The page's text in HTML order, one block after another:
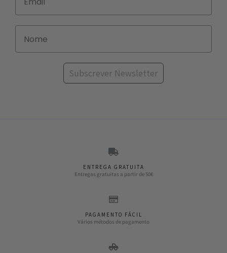
Subscrever Newsletter
ENTREGA GRATUITA
Entregas gratuitas a partir de 50€
PAGAMENTO FÁCIL
Vários métodos de pagamento